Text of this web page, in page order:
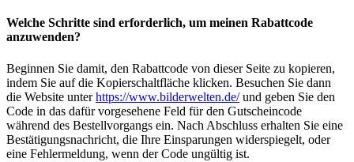
Welche Schritte sind erforderlich, um meinen Rabattcode
anzuwenden?
Beginnen Sie damit, den Rabattcode von dieser Seite zu kopieren,
indem Sie auf die Kopierschaltfläche klicken. Besuchen Sie dann
die Website unterhttps://www.bilderwelten.de/und geben Sie den
Code in das dafür vorgesehene Feld für den Gutscheincode
während des Bestellvorgangs ein. Nach Abschluss erhalten Sie eine
Bestätigungsnachricht, die Ihre Einsparungen widerspiegelt, oder
eine Fehlermeldung, wenn der Code ungültig ist.